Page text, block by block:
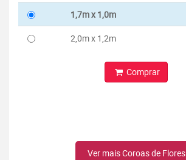
1,7m x 1,0m
2,0m x 1,2m
Comprar
Ver mais Coroas de Flores